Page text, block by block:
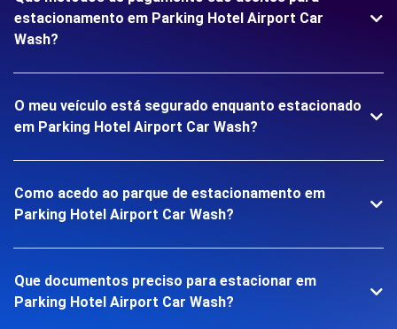
estacionamento em Parking Hotel Airport Car
Wash?
O meu veículo está segurado enquanto estacionado
em Parking Hotel Airport Car Wash?
Como acedo ao parque de estacionamento em
Parking Hotel Airport Car Wash?
Que documentos preciso para estacionar em
Parking Hotel Airport Car Wash?